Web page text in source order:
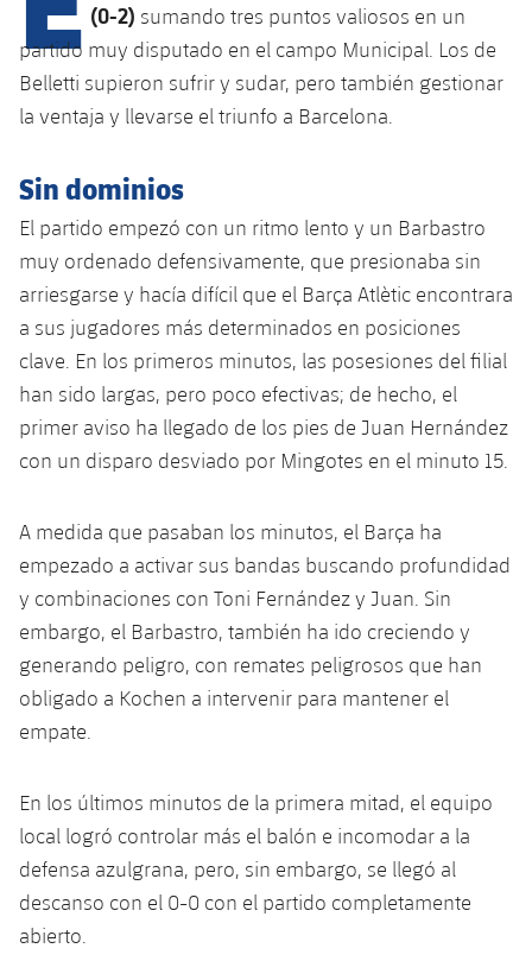
plusicon
más
Spotify Camp Nou
Palau Blaugrana
Estadi Johan Cruyff
Barça Cafe
Ciutat Esportiva
La Masia
plusicon
más
Servicios
Servicios Médicos
Accesibilidad
Acreditaciones
SUB13
SUB12
SUB11 B
SUB10 A
SUB10 B
SUB9 A
SUB9 B
SUB8 A
SUB8 B
SUB13 B
SUB12 C
SUB11 C
Entradas
Gameday Shows
Resultados
Clasificación
Jugadores
Fotos
Historia
Palmarés
Base
Barça Atlètic
Junior
Cadete A
Cadete B
Infantil A
Infantil B
Mini
Campus Verano
PLUSICON
MÁS
Primer Equipo
Actualidad
Calendario
Entradas
Resultados
Clasificaciones
Fotos
Historia
Palmarés
Barça Atlètic
Actualidad
Calendario
Resultados
Clasificaciones
Fotos
Base
Actualidad
Juvenil
Cadete A
Infantil A
Infantil B
PLUSICON
MÁS
Primer equipo
plusicon
más
Actualidad
Calendario
Entradas
Resultados
Clasificaciones
Fotos
Palmarés
Barça Atlètic
plusicon
más
Actualidad
Calendario
Resultados
Jugadores
Base
plusicon
más
Actualidad
Juvenil
Cadete
Alevín
Campus Verano
PLUSICON
MÁS
Calendario
Entradas
plusicon
más
Actualidad
Calendario
Base
plusicon
Actualidad
Campus Verano
(0-2) sumando tres puntos valiosos en un
partido muy disputado en el campo Municipal. Los de
Belletti supieron sufrir y sudar, pero también gestionar
la ventaja y llevarse el triunfo a Barcelona.
Sin dominios
El partido empezó con un ritmo lento y un Barbastro
muy ordenado defensivamente, que presionaba sin
arriesgarse y hacía difícil que el Barça Atlètic encontrara
a sus jugadores más determinados en posiciones
clave. En los primeros minutos, las posesiones del filial
han sido largas, pero poco efectivas; de hecho, el
primer aviso ha llegado de los pies de Juan Hernández
con un disparo desviado por Mingotes en el minuto 15.
A medida que pasaban los minutos, el Barça ha
empezado a activar sus bandas buscando profundidad
y combinaciones con Toni Fernández y Juan. Sin
embargo, el Barbastro, también ha ido creciendo y
generando peligro, con remates peligrosos que han
obligado a Kochen a intervenir para mantener el
empate.
En los últimos minutos de la primera mitad, el equipo
local logró controlar más el balón e incomodar a la
defensa azulgrana, pero, sin embargo, se llegó al
descanso con el 0-0 con el partido completamente
abierto.